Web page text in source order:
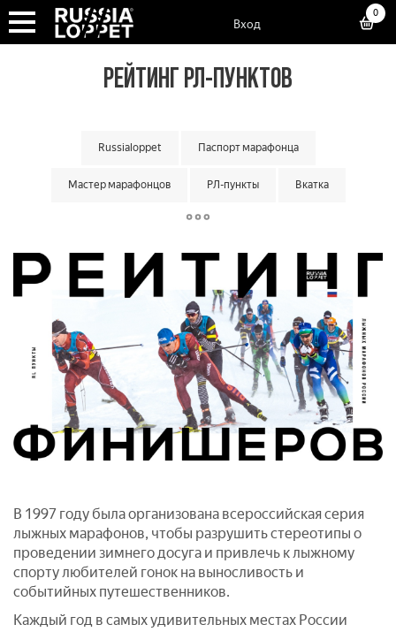
Вход
0
РЕЙТИНГ РЛ-ПУНКТОВ
Russialoppet Паспорт марафонца
Мастер марафонцов РЛ-пункты Вкатка
Суперкубок марафонов
Большой кубок команд Классический кубок команд
Малый кубок команд Матчевая встреча команд
Кубок мастеров Лотерея лаки лузеров Онлайн гонки
В 1997 году была организована всероссийская серия
лыжных марафонов, чтобы разрушить стереотипы о
проведении зимнего досуга и привлечь к лыжному
спорту любителей гонок на выносливость и
событийных путешественников.
Каждый год в самых удивительных местах России